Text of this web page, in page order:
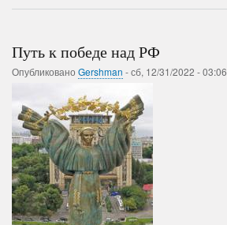
планеты
Путь к победе над РФ
Опубликовано Gershman -сб, 12/31/2022 - 03:06